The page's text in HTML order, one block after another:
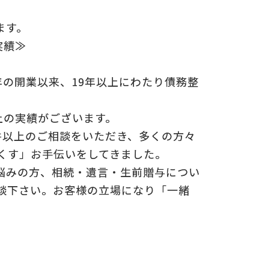
。
績≫
開業以来、19年以上にわたり債務整
実績がございます。
上のご相談をいただき、多くの方々
」お手伝いをしてきました。
の方、相続・遺言・生前贈与につい
下さい。お客様の立場になり「一緒